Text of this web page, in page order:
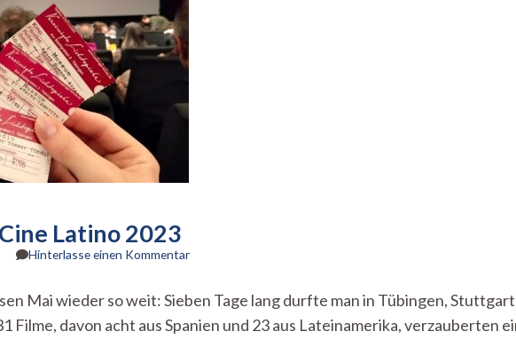
Latino 2023
Hinterlasse einen Kommentarzu
la
vida!
Mai wieder so weit: Sieben Tage lang durfte man in Tübingen,
Filme, davon acht aus Spanien und 23 aus Lateinamerika, verzauberten